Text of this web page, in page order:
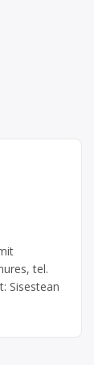
tel.
Sisestean